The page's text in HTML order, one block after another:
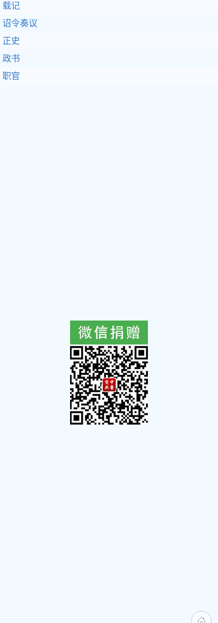
载记
诏令奏议
正史
政书
职官